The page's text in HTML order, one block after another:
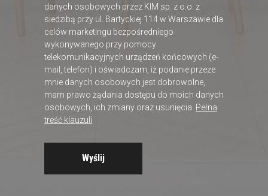
danych osobowych przez KIM sp. z o.o. z
siedzibą przy ul. Bartyckiej 114 w Warszawie dla
celów marketingu bezpośredniego
wykonywanego przy pomocy
telekomunikacyjnych urządzeń końcowych (e-
mail, telefon) i oświadczam, iż podanie przeze
mnie danych osobowych jest dobrowolne,
mam prawo żądania dostępu do moich danych
osobowych, ich zmiany oraz usunięcia. Pełna
treść klauzuli